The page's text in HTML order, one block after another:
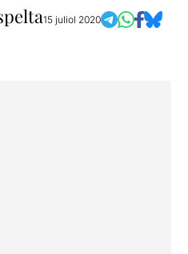
15 juliol 2020